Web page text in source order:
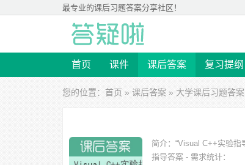
最专业的课后习题答案分享社区！
首页 课件 课后答案 复习提纲
您的位置： 首页 » 课后答案 » 大学课后习题答案
简介： “Visual C++实验指
指导答案 - 需求统计：